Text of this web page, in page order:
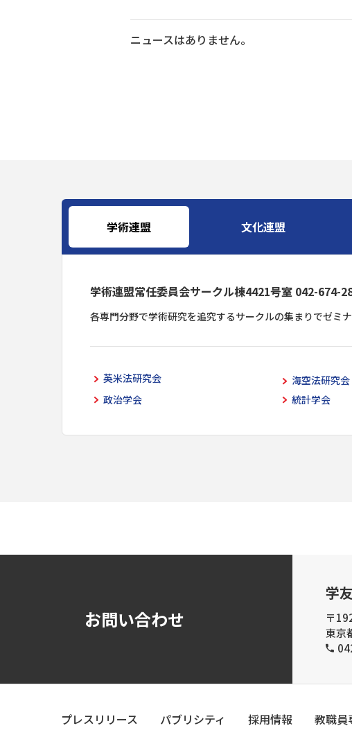
ニュースはありません。
学術連盟 文化連盟
学術連盟常任委員会サークル棟4421号室 042-674-
各専門分野で学術研究を追究するサークルの集まりでゼミ
英米法研究会 海空法研究会
政治学会
統計学会
お問い合わせ
学
〒
東京
プレスリリース パブリシティ 採用情報 教職員